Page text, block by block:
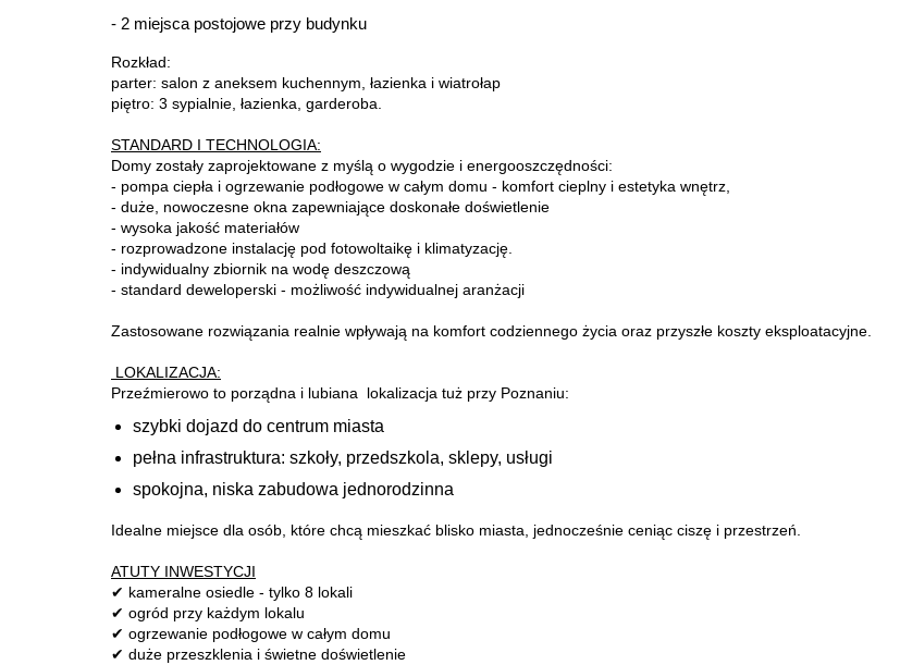
- 2 miejsca postojowe przy budynku
Rozkład:
parter: salon z aneksem kuchennym, łazienka i wiatrołap
piętro: 3 sypialnie, łazienka, garderoba.
STANDARD I TECHNOLOGIA:
Domy zostały zaprojektowane z myślą o wygodzie i energooszczędności:
- pompa ciepła i ogrzewanie podłogowe w całym domu - komfort cieplny i estetyka wnętrz,
- duże, nowoczesne okna zapewniające doskonałe doświetlenie
- wysoka jakość materiałów
- rozprowadzone instalację pod fotowoltaikę i klimatyzację.
- indywidualny zbiornik na wodę deszczową
- standard deweloperski - możliwość indywidualnej aranżacji
Zastosowane rozwiązania realnie wpływają na komfort codziennego życia oraz przyszłe koszty eksploatacyjne.
LOKALIZACJA:
Przeźmierowo to porządna i lubiana lokalizacja tuż przy Poznaniu:
szybki dojazd do centrum miasta
pełna infrastruktura: szkoły, przedszkola, sklepy, usługi
spokojna, niska zabudowa jednorodzinna
Idealne miejsce dla osób, które chcą mieszkać blisko miasta, jednocześnie ceniąc ciszę i przestrzeń.
ATUTY INWESTYCJI
✔ kameralne osiedle - tylko 8 lokali
✔ ogród przy każdym lokalu
✔ ogrzewanie podłogowe w całym domu
✔ duże przeszklenia i świetne doświetlenie